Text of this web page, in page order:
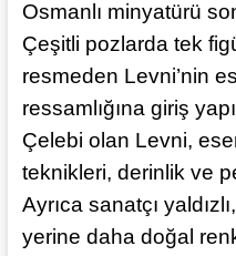
Osmanlı minyatürü
Çeşitli pozlarda tek
resmeden Levni’nin
ressamlığına giriş
Çelebi olan Levni,
teknikleri, derinlik ve
Ayrıca sanatçı
yerine daha doğal